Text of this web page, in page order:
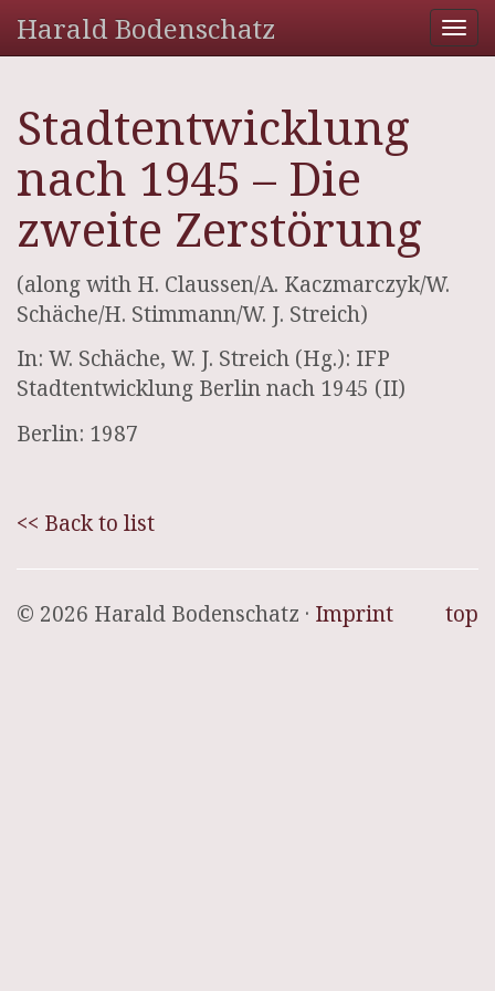
Harald Bodenschatz
Stadtentwicklung
nach 1945 – Die
zweite Zerstörung
(along with H. Claussen/A. Kaczmarczyk/W.
Schäche/H. Stimmann/W. J. Streich)
In: W. Schäche, W. J. Streich (Hg.): IFP
Stadtentwicklung Berlin nach 1945 (II)
Berlin: 1987
<< Back to list
top
© 2026 Harald Bodenschatz · Imprint